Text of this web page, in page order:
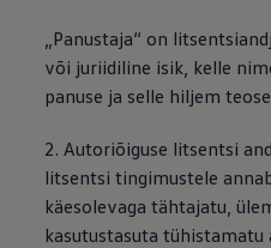
„Panustaja“ on
või juriidiline isik, kelle
panuse ja selle hiljem
2. Autoriõiguse litsentsi
litsentsi tingimustele
käesolevaga tähtajatu,
kasutustasuta